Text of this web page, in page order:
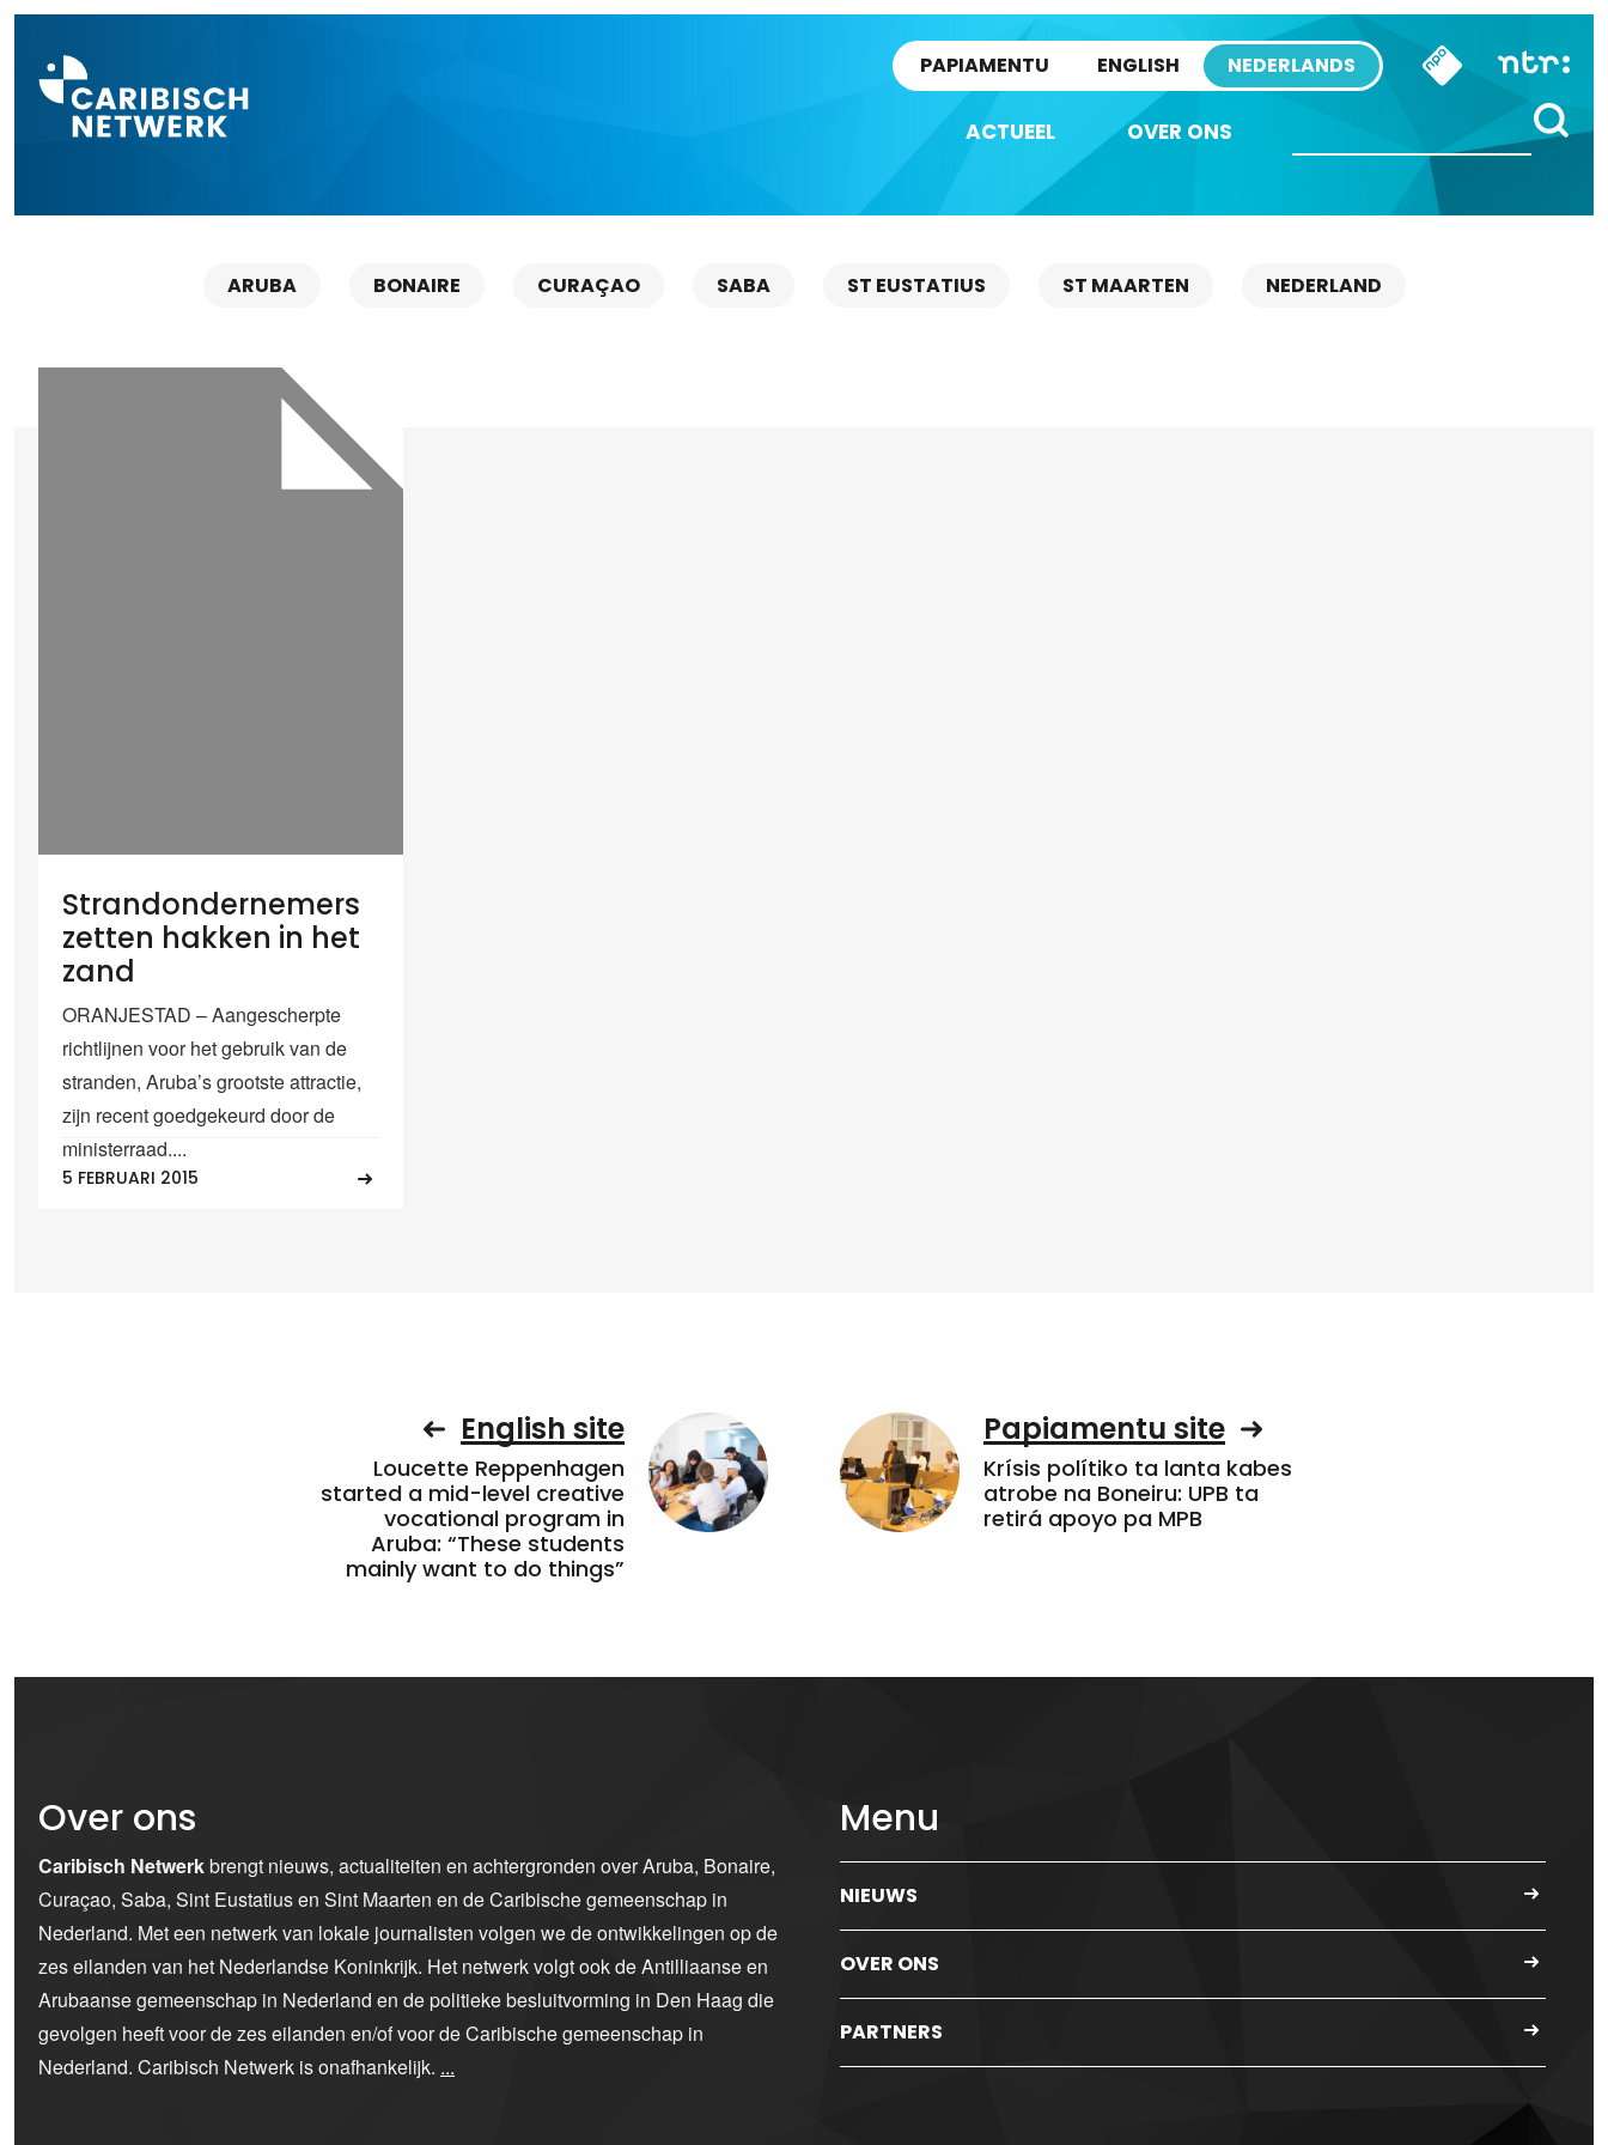
PAPIAMENTU ENGLISH NEDERLANDS
ACTUEEL OVER ONS
ARUBA BONAIRE CURAÇAO SABA ST EUSTATIUS ST MAARTEN NEDERLAND
Strandondernemers
zetten hakken in het
zand
ORANJESTAD – Aangescherpte
richtlijnen voor het gebruik van de
stranden, Aruba’s grootste attractie,
zijn recent goedgekeurd door de
ministerraad....
5 FEBRUARI 2015
English site
Loucette Reppenhagen
started a mid-level creative
vocational program in
Aruba: “These students
mainly want to do things”
Papiamentu site
Krísis polítiko ta lanta kabes
atrobe na Boneiru: UPB ta
retirá apoyo pa MPB
Over ons
Caribisch Netwerkbrengt nieuws, actualiteiten en achtergronden over Aruba, Bonaire,
Curaçao, Saba, Sint Eustatius en Sint Maarten en de Caribische gemeenschap in
Nederland. Met een netwerk van lokale journalisten volgen we de ontwikkelingen op de
zes eilanden van het Nederlandse Koninkrijk. Het netwerk volgt ook de Antilliaanse en
Arubaanse gemeenschap in Nederland en de politieke besluitvorming in Den Haag die
gevolgen heeft voor de zes eilanden en/of voor de Caribische gemeenschap in
Nederland. Caribisch Netwerk is onafhankelijk. ...
Menu
NIEUWS
OVER ONS
PARTNERS